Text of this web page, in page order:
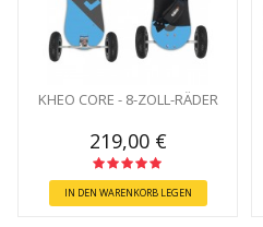
KHEO CORE - 8-ZOLL-RÄDER
219,00 €
IN DEN WARENKORB LEGEN